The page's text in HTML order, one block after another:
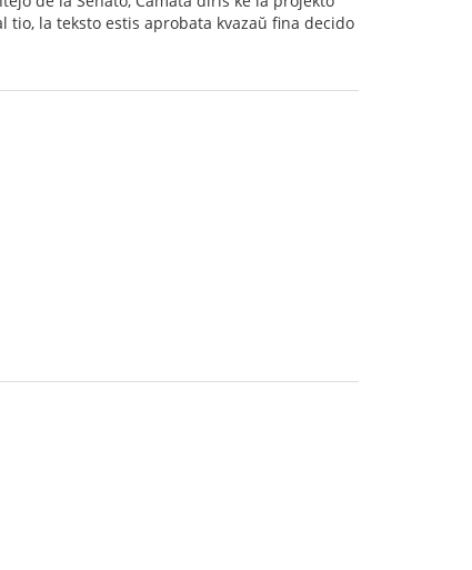
tio, la teksto estis aprobata kvazaŭ fina decido